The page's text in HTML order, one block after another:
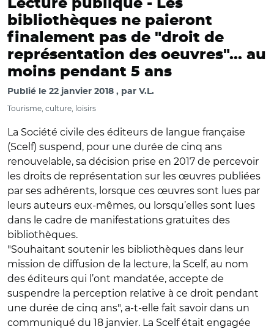
Lecture publique - Les
bibliothèques ne paieront
finalement pas de "droit de
représentation des oeuvres"... au
moins pendant 5 ans
Publié le 22 janvier 2018 par V.L.
Tourisme, culture, loisirs
La Société civile des éditeurs de langue française
(Scelf) suspend, pour une durée de cinq ans
renouvelable, sa décision prise en 2017 de percevoir
les droits de représentation sur les œuvres publiées
par ses adhérents, lorsque ces œuvres sont lues par
leurs auteurs eux-mêmes, ou lorsqu’elles sont lues
dans le cadre de manifestations gratuites des
bibliothèques.
"Souhaitant soutenir les bibliothèques dans leur
mission de diffusion de la lecture, la Scelf, au nom
des éditeurs qui l’ont mandatée, accepte de
suspendre la perception relative à ce droit pendant
une durée de cinq ans", a-t-elle fait savoir dans un
communiqué du 18 janvier. La Scelf était engagée